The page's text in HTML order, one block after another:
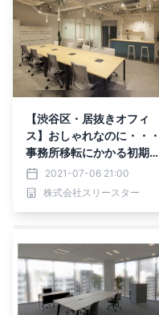
【渋谷区・居抜きオフィ
ス】おしゃれなのに・・・
事務所移転にかかる初期費
用を"75％"削減でき
る！？ハイスペックオフィ
スを掲載中
2021-07-06 21:00
株式会社スリースター